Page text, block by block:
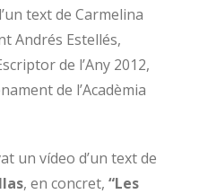
text de Carmelina
Andrés Estellés,
de l’Any 2012,
de l’Acadèmia
un vídeo d’un text de
, en concret, “Les